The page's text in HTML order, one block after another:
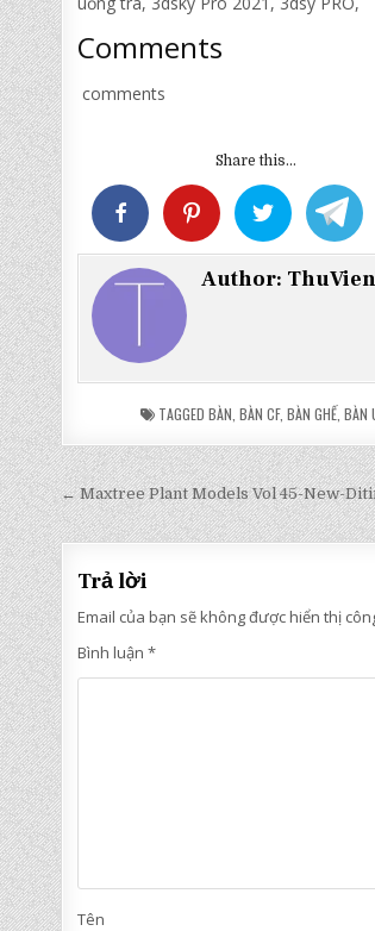
Comments
comments
Share this...
Author:
TAGGED BÀN BÀN CF, BÀN GHẾ, BÀN
Điều
hướng
bài
viết
← Maxtree Plant Models Vol 45-New-
Trả lời
Email của bạn sẽ không được hiển thị
Bình luận*
Tên